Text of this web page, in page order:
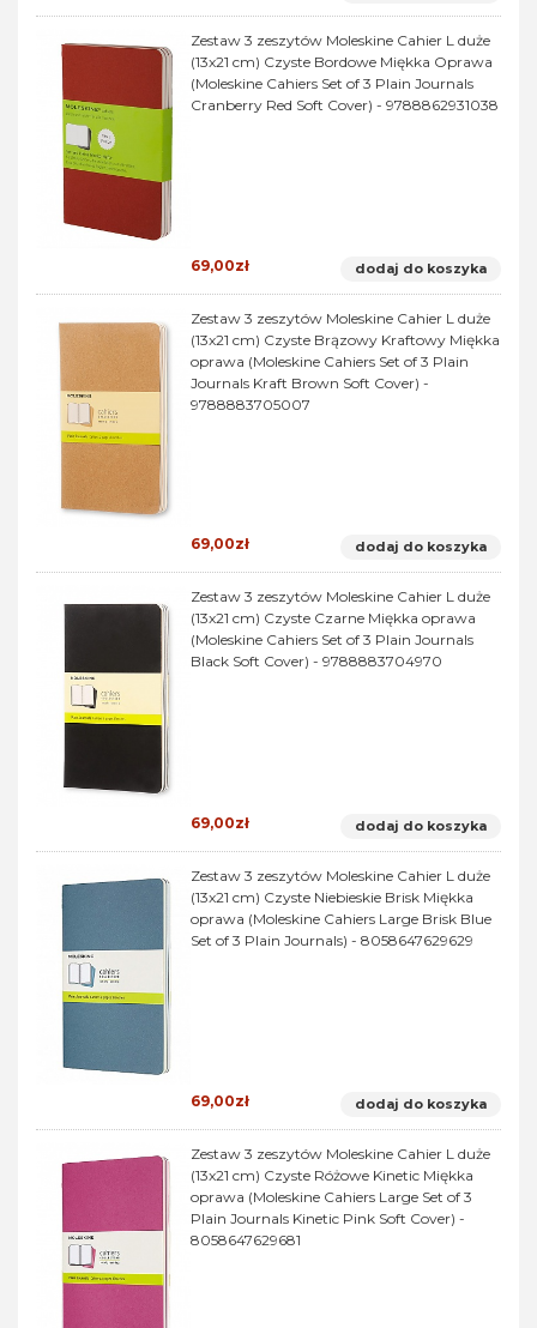
Zestaw 3 zeszytów Moleskine Cahier L duże
(13x21 cm) Czyste Bordowe Miękka Oprawa
(Moleskine Cahiers Set of 3 Plain Journals
Cranberry Red Soft Cover) - 9788862931038
69,00zł dodaj do koszyka
Zestaw 3 zeszytów Moleskine Cahier L duże
(13x21 cm) Czyste Brązowy Kraftowy Miękka
oprawa (Moleskine Cahiers Set of 3 Plain
Journals Kraft Brown Soft Cover) -
9788883705007
69,00zł dodaj do koszyka
Zestaw 3 zeszytów Moleskine Cahier L duże
(13x21 cm) Czyste Czarne Miękka oprawa
(Moleskine Cahiers Set of 3 Plain Journals
Black Soft Cover) - 9788883704970
69,00zł dodaj do koszyka
Zestaw 3 zeszytów Moleskine Cahier L duże
(13x21 cm) Czyste Niebieskie Brisk Miękka
oprawa (Moleskine Cahiers Large Brisk Blue
Set of 3 Plain Journals) - 8058647629629
69,00zł dodaj do koszyka
Zestaw 3 zeszytów Moleskine Cahier L duże
(13x21 cm) Czyste Różowe Kinetic Miękka
oprawa (Moleskine Cahiers Large Set of 3
Plain Journals Kinetic Pink Soft Cover) -
8058647629681